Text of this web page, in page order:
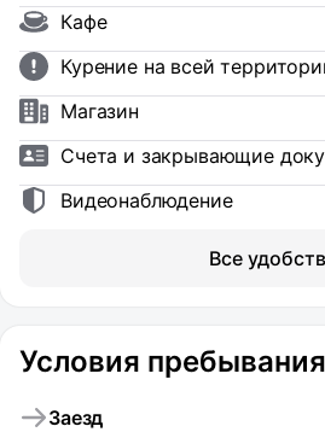
Кафе
Курение на всей
Магазин
Счета и закрывающие
Видеонаблюдение
Все
Условия пребывания
Заезд